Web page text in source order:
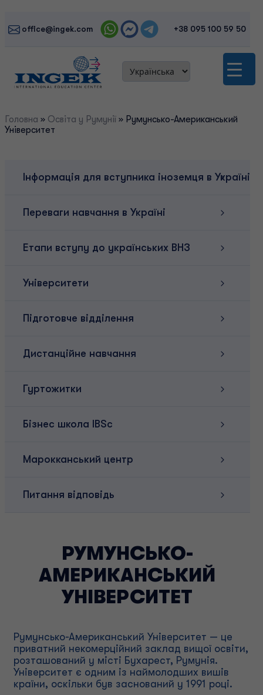
contentoffice@ingek.com +38 095 100 59 50
Головна » Освіта у Румунії» Румунсько-Американський
Університет
Інформація для вступника іноземця в Україні
Переваги навчання в Україні
Етапи вступу до українських ВНЗ
Університети
Підготовче відділення
Дистанційне навчання
Гуртожитки
Бізнес школа IBSc
Марокканський центр
Питання відповідь
РУМУНСЬКО-
АМЕРИКАНСЬКИЙ
УНІВЕРСИТЕТ
Румунсько-Американський Університет — це
приватний некомерційний заклад вищої освіти,
розташований у місті Бухарест, Румунія.
Університет є одним із наймолодших вишів
країни, оскільки був заснований у 1991 році.